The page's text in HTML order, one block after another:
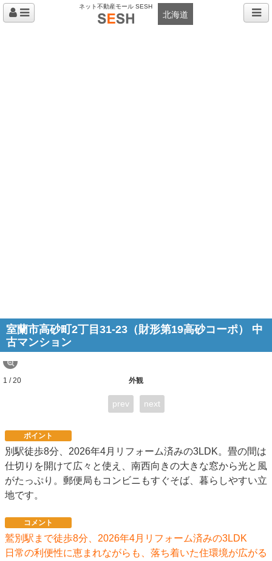
ネット不動産モール SESH
北海道
室蘭市高砂町2丁目31-23（財形第19高砂コーポ） 中
古マンション
外観
1 / 20
prev next
ポイント
別駅徒歩8分、2026年4月リフォーム済みの3LDK。畳の間は
仕切りを開けて広々と使え、南西向きの大きな窓から光と風
がたっぷり。郵便局もコンビニもすぐそば、暮らしやすい立
地です。
コメント
鷲別駅まで徒歩8分、2026年4月リフォーム済みの3LDK
日常の利便性に恵まれながらも、落ち着いた住環境が広がる